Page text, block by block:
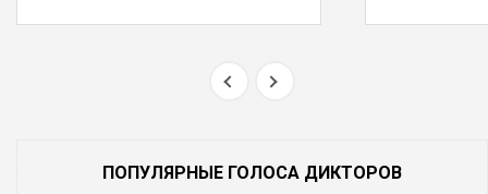
ПОПУЛЯРНЫЕ ГОЛОСА ДИКТОРОВ